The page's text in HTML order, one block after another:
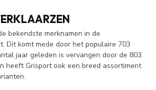
bekendste merknamen in de
Dit komt mede door het populaire 703
jaar geleden is vervangen door de 803.
heeft Grisport ook een breed assortiment